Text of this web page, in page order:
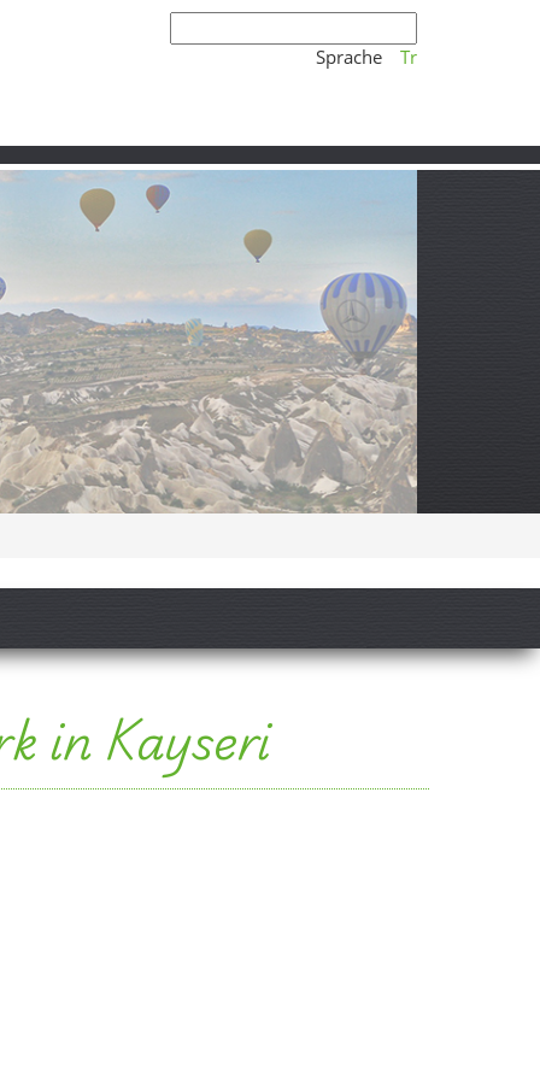
Sprache Tr
in Kayseri